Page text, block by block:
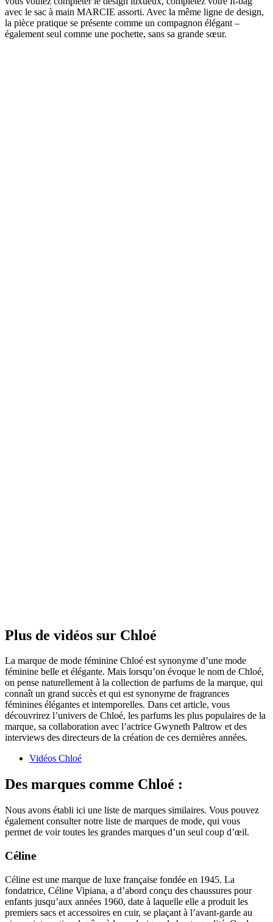
avec le sac à main MARCIE assorti. Avec la même ligne de design,
la pièce pratique se présente comme un compagnon élégant –
également seul comme une pochette, sans sa grande sœur.
Plus de vidéos sur Chloé
La marque de mode féminine Chloé est synonyme d’une mode
féminine belle et élégante. Mais lorsqu’on évoque le nom de Chloé,
on pense naturellement à la collection de parfums de la marque, qui
connaît un grand succès et qui est synonyme de fragrances
féminines élégantes et intemporelles. Dans cet article, vous
découvrirez l’univers de Chloé, les parfums les plus populaires de la
marque, sa collaboration avec l’actrice Gwyneth Paltrow et des
interviews des directeurs de la création de ces dernières années.
Vidéos Chloé
Des marques comme Chloé :
Nous avons établi ici une liste de marques similaires. Vous pouvez
également consulter notre liste de marques de mode, qui vous
permet de voir toutes les grandes marques d’un seul coup d’œil.
Céline
Céline est une marque de luxe française fondée en 1945. La
fondatrice, Céline Vipiana, a d’abord conçu des chaussures pour
enfants jusqu’aux années 1960, date à laquelle elle a produit les
premiers sacs et accessoires en cuir, se plaçant à l’avant-garde au